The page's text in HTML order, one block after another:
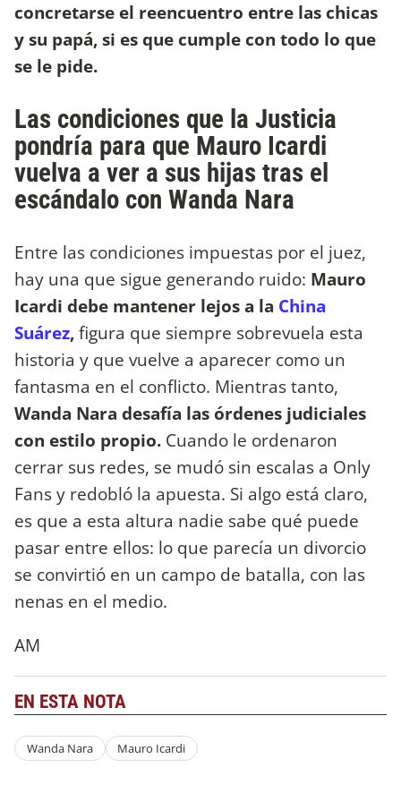
concretarse el reencuentro entre las chicas
y su papá, si es que cumple con todo lo que
se le pide.
Las condiciones que la Justicia
pondría para que Mauro Icardi
vuelva a ver a sus hijas tras el
escándalo con Wanda Nara
Entre las condiciones impuestas por el juez,
hay una que sigue generando ruido: Mauro
Icardi debe mantener lejos a la China
Suárez,figura que siempre sobrevuela esta
historia y que vuelve a aparecer como un
fantasma en el conflicto. Mientras tanto,
Wanda Nara desafía las órdenes judiciales
con estilo propio. Cuando le ordenaron
cerrar sus redes, se mudó sin escalas a Only
Fans y redobló la apuesta. Si algo está claro,
es que a esta altura nadie sabe qué puede
pasar entre ellos: lo que parecía un divorcio
se convirtió en un campo de batalla, con las
nenas en el medio.
AM
EN ESTA NOTA
Wanda Nara Mauro Icardi